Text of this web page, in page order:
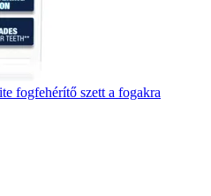
fogfehérítő szett a fogakra